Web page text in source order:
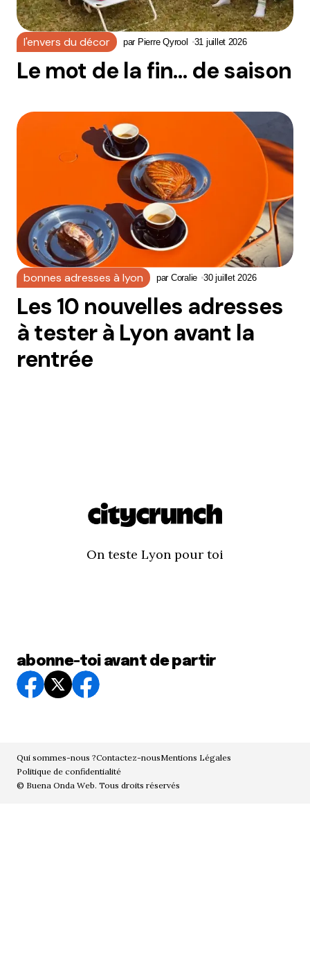
l'envers du décor par Pierre Qyrool 31 juillet 2026
Le mot de la fin… de saison
bonnes adresses à lyon par Coralie 30 juillet 2026
Les 10 nouvelles adresses
à tester à Lyon avant la
rentrée
On teste Lyon pour toi
abonne-toi avant de partir
Qui sommes-nous ?Contactez-nousMentions Légales
Politique de confidentialité
© Buena Onda Web. Tous droits réservés